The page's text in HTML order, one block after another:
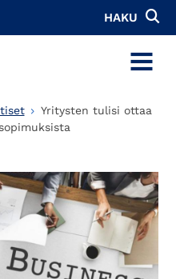
HAKU
MENU
Yritysten tulisi ottaa